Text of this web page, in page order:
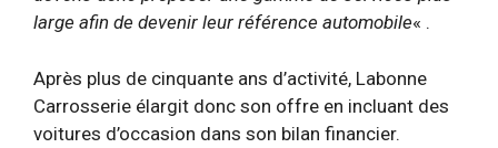
large afin de devenir leur référence automobile« .
Après plus de cinquante ans d’activité, Labonne
Carrosserie élargit donc son offre en incluant des
voitures d’occasion dans son bilan financier.